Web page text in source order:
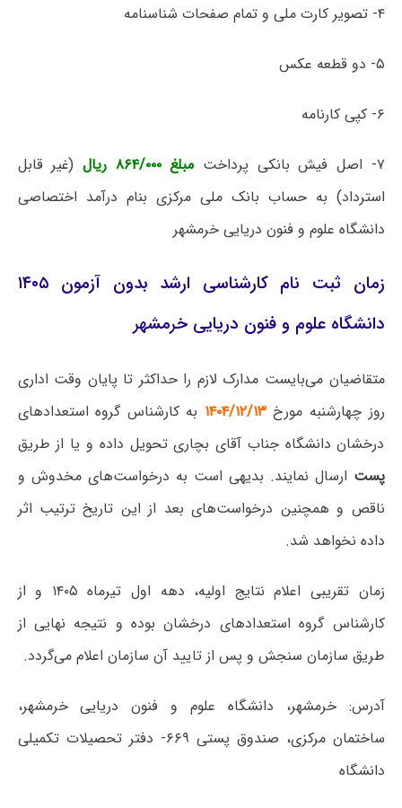
۴- تصویر کارت ملی و تمام صفحات شناسنامه
۵- دو قطعه عکس
۶- کپی کارنامه
۷- اصل فیش بانکی پرداخت مبلغ ۸۶۴/۰۰۰ ریال
(غیر قابل
استرداد) به حساب بانک ملی مرکزی بنام درآمد اختصاصی
دانشگاه علوم و فنون دریایی خرمشهر
زمان ثبت نام کارشناسی ارشد بدون آزمون ۱۴۰۵
دانشگاه علوم و فنون دریایی خرمشهر
متقاضیان می‌بایست مدارک لازم را حداکثر تا پایان وقت اداری
روز چهارشنبه مورخ۱۴۰۴/۱۲/۱۳
به کارشناس گروه استعدادهای
درخشان دانشگاه جناب آقای بچاری تحویل داده و یا از طریق
پست ارسال نمایند. بدیهی است به درخواست‌های مخدوش و
ناقص و همچنین درخواست‌های بعد از این تاریخ ترتیب اثر
داده نخواهد شد.
زمان تقریبی اعلام نتایج اولیه، دهه اول تیرماه ۱۴۰۵ و از
کارشناس گروه استعدادهای درخشان بوده و نتیجه نهایی از
طریق سازمان سنجش و پس از تایید آن سازمان اعلام می‌گردد.
آدرس: خرمشهر، دانشگاه علوم و فنون دریایی خرمشهر،
ساختمان مرکزی، صندوق پستی ۶۶۹- دفتر تحصیلات تکمیلی
دانشگاه